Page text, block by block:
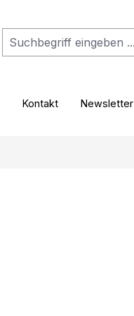
Kontakt Newsletter